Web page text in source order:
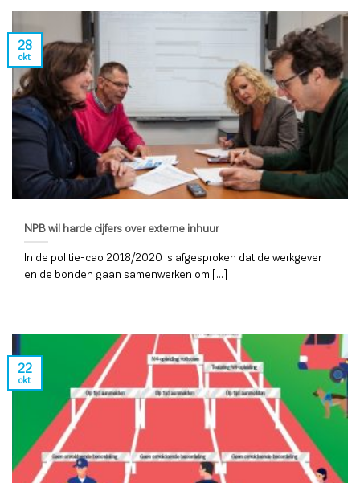
NPB wil harde cijfers over externe inhuur
In de politie-cao 2018/2020 is afgesproken dat de werkgever
en de bonden gaan samenwerken om [...]
28
okt
22
okt